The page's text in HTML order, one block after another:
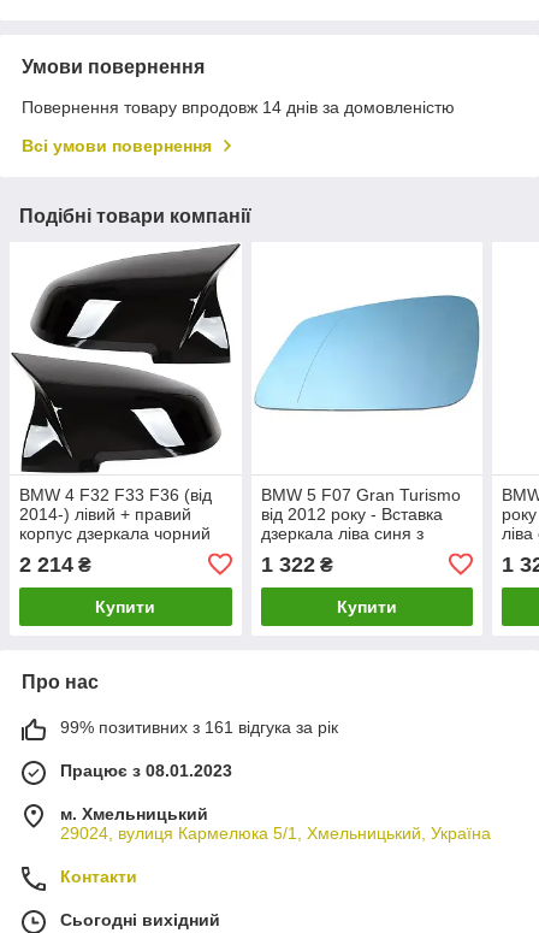
Умови повернення
Повернення товару впродовж 14 днів за домовленістю
Всі умови повернення
Подібні товари компанії
BMW 4 F32 F33 F36 (від
2014-) лівий + правий
корпус дзеркала чорний
2 214 ₴
Купити
BMW 5 F07 Gran Turismo
від 2012 року - Вставка
дзеркала ліва синя з
1 322₴
Купити
ліва
1
Про нас
99% позитивних з 161 відгука за рік
Працює з 08.01.2023
м. Хмельницький
29024, вулиця Кармелюка 5/1, Хмельницький, Україна
Контакти
Сьогодні вихідний